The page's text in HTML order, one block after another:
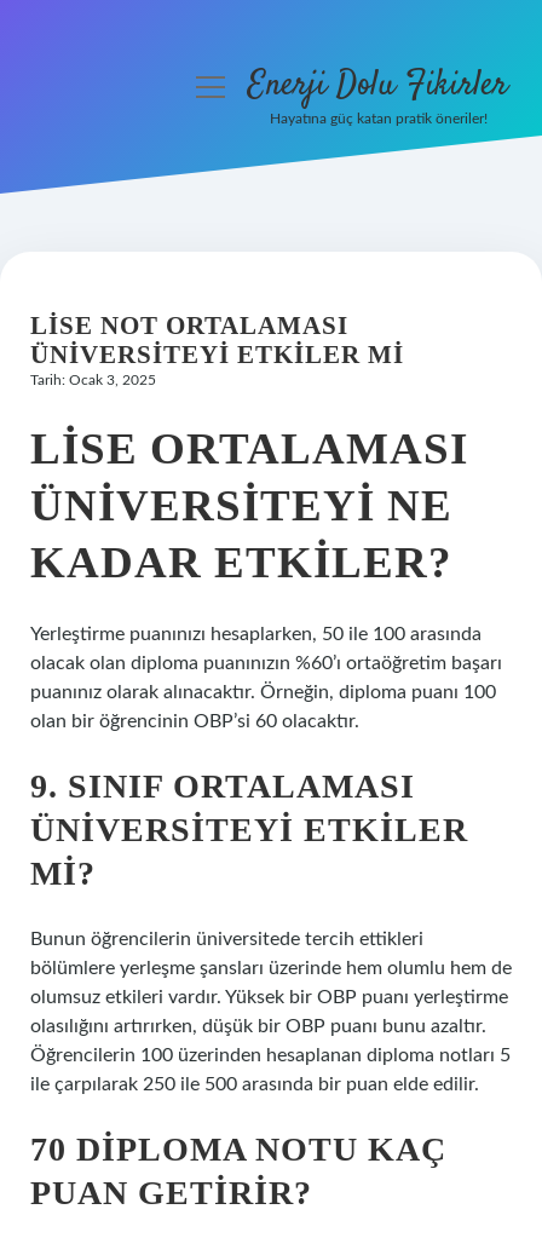
Hakkımızda
menüyüEnerji Dolu Fikirler
Hayatına güç katan pratik öneriler!
LISE NOT ORTALAMASI
ÜNIVERSITEYI ETKILER MI
Tarih: Ocak 3, 2025
LISE ORTALAMASI
ÜNIVERSITEYI NE
KADAR ETKILER?
Yerleştirme puanınızı hesaplarken, 50 ile 100 arasında
olacak olan diploma puanınızın %60’ı ortaöğretim başarı
puanınız olarak alınacaktır. Örneğin, diploma puanı 100
olan bir öğrencinin OBP’si 60 olacaktır.
9. SINIF ORTALAMASI
ÜNIVERSITEYI ETKILER
MI?
Bunun öğrencilerin üniversitede tercih ettikleri
bölümlere yerleşme şansları üzerinde hem olumlu hem de
olumsuz etkileri vardır. Yüksek bir OBP puanı yerleştirme
olasılığını artırırken, düşük bir OBP puanı bunu azaltır.
Öğrencilerin 100 üzerinden hesaplanan diploma notları 5
ile çarpılarak 250 ile 500 arasında bir puan elde edilir.
70 DIPLOMA NOTU KAÇ
PUAN GETIRIR?